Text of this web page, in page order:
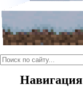
Навигация